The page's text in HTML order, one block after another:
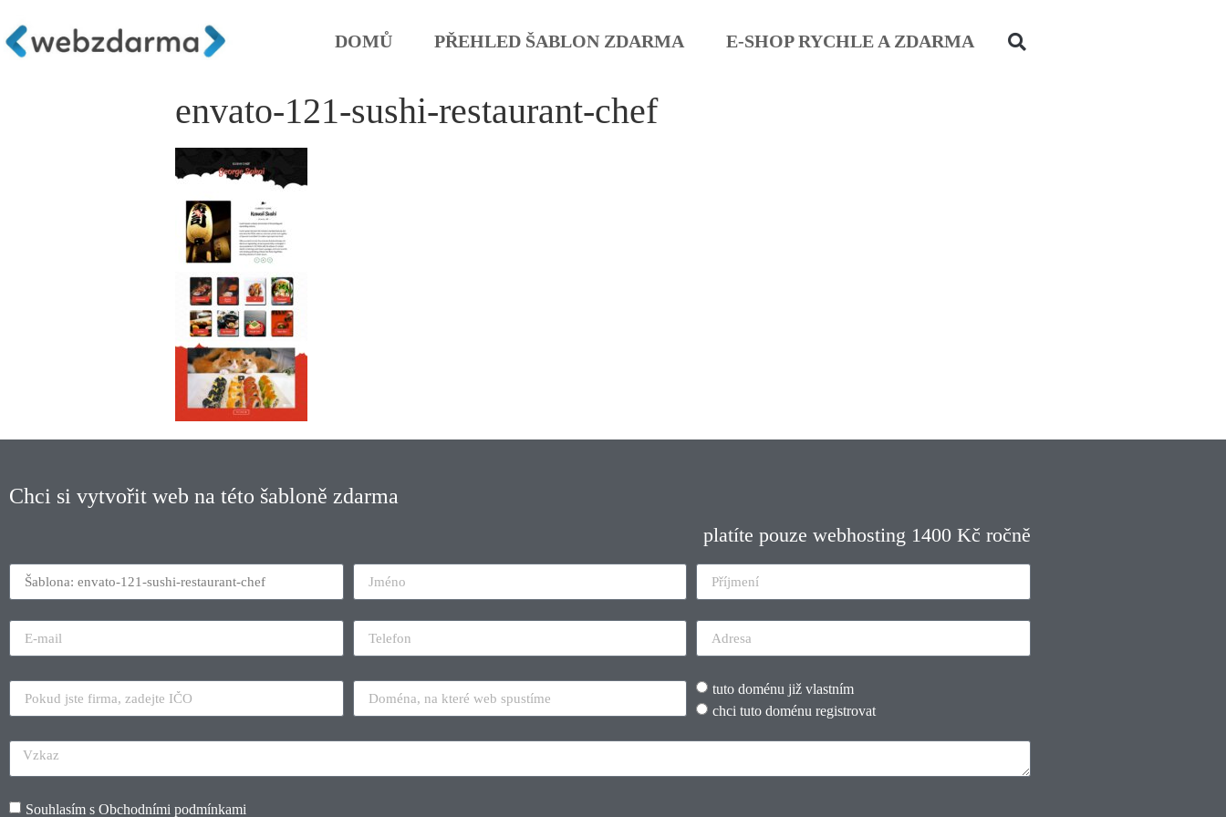
DOMŮ PŘEHLED ŠABLON ZDARMA E-SHOP RYCHLE A ZDARMA
envato-121-sushi-restaurant-chef
Chci si vytvořit web na této šabloně zdarma
platíte pouze webhosting 1400 Kč ročně
tuto doménu již vlastním
chci tuto doménu registrovat
Souhlasím s Obchodními podmínkami